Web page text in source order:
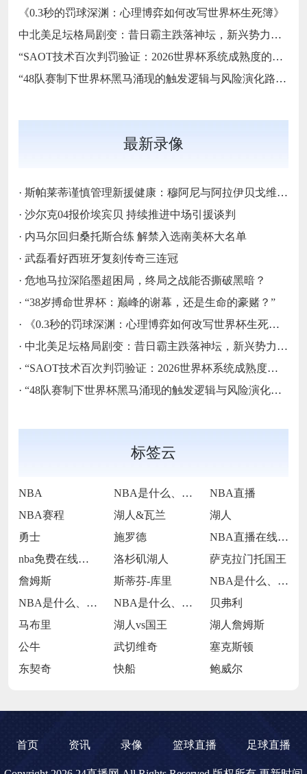
《0.3秒的罚球深渊：心理博弈如何改写世界杯生死簿》
中北美足坛格局剧变：昔日霸主跌落神坛，新兴势力强势崛起
“SAOT技术百次判罚验证：2026世界杯系统成熟度的关键节点与演进路径”
“48队赛制下世界杯黑马涌现的触发逻辑与风险演化路径”
最新录像
· 斯帕莱蒂谨慎管理新援健康：穆阿尼与阿拉伊贝戈维奇缺席尤文热身赛的战略考量‌
· 沙尔克04报价埃宾贝 持续推进中场引援谈判
· 内马尔回归桑托斯合练 解禁入选南美杯大名单
· 武磊看好西班牙复刻传奇三连冠
· 危地马拉深陷墨超困局，终局之战能否撕破黑暗？
· “38岁搏命世界杯：巅峰的谢幕，还是生命的豪赌？”
·
《0.3秒的罚球深渊：心理博弈如何改写世界杯生死簿》
· 中北美足坛格局剧变：昔日霸主跌落神坛，新兴势力强势崛起
· “SAOT技术百次判罚验证：2026世界杯系统成熟度的关键节点与演进路径”
· “48队赛制下世界杯黑马涌现的触发逻辑与风险演化路径”
标签云
NBA NBA是什么、NBA直播、NBA在哪里直
NBA直播
NBA赛程
湖人&瓦兰
湖人
勇士
施罗德
NBA直播在线观看
nba免费在线高清直播
洛杉矶湖人
萨克拉门托国王
詹姆斯
斯蒂芬-库里
NBA是什么、NBA直播、NBA在哪里直
NBA是什么、NBA直播、NBA在哪里直
NBA是什么、NBA直播、湖人VS灰熊
贝弗利
马布里
湖人vs国王
湖人詹姆斯
公牛
武切维奇
塞克斯顿
东契奇
快船 鲍威尔
首页 资讯 录像 篮球直播 足球直播